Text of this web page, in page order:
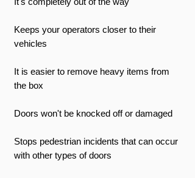
Keeps your operators closer to their
vehicles
It is easier to remove heavy items from
the box
Doors won't be knocked off or damaged
Stops pedestrian incidents that can occur
with other types of doors